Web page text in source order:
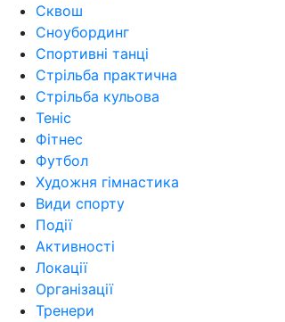
Сквош
Сноубординг
Спортивні танці
Стрільба практична
Стрільба кульова
Теніс
Фітнес
Футбол
Художня гімнастика
Види спорту
Події
Активності
Локації
Організації
Тренери